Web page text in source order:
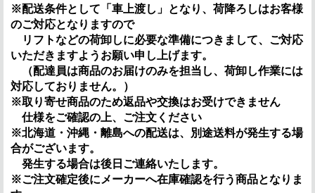
※配送条件として「車上渡し」となり、荷降ろしはお客様
のご対応となりますので
リフトなどの荷卸しに必要な準備につきまして、ご対応
いただきますようお願い申し上げます。
（配達員は商品のお届けのみを担当し、荷卸し作業には
対応しておりません。）
※取り寄せ商品のため返品や交換はお受けできません
仕様をご確認の上、ご注文ください
※北海道・沖縄・離島への配送は、別途送料が発生する場
合がございます。
発生する場合は後日ご連絡いたします。
※ご注文確定後にメーカーへ在庫確認を行う商品となりま